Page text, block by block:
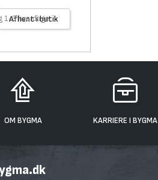
Afhent i butik
1-3 hverdage
OM BYGMA KARRIERE I BYGMA